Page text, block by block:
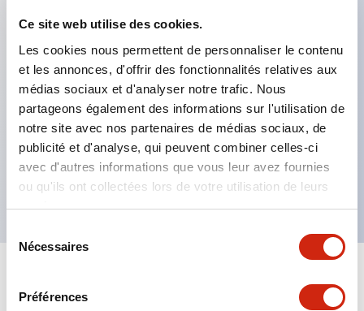
Ce site web utilise des cookies.
Les cookies nous permettent de personnaliser le contenu
et les annonces, d'offrir des fonctionnalités relatives aux
médias sociaux et d'analyser notre trafic. Nous
partageons également des informations sur l'utilisation de
notre site avec nos partenaires de médias sociaux, de
publicité et d'analyse, qui peuvent combiner celles-ci
avec d'autres informations que vous leur avez fournies
ou qu'ils ont collectées lors de votre utilisation de leurs
services.
Nécessaires
Préférences
contact à 11 étages), 59,9 mm (*bloc de contact à
22 étages). Conception peu encombrante
possible.
Structure de sécurité de 3e génération :
déclenchement à 2 actions, garde intégrée,
structure de protection des doigts IP20.
Tout développer+